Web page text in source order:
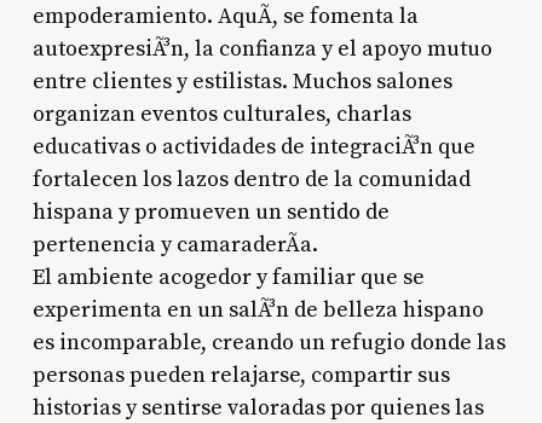
empoderamiento. AquÃ­, se fomenta la
autoexpresiÃ³n, la confianza y el apoyo mutuo
entre clientes y estilistas. Muchos salones
organizan eventos culturales, charlas
educativas o actividades de integraciÃ³n que
fortalecen los lazos dentro de la comunidad
hispana y promueven un sentido de
pertenencia y camaraderÃ­a.
El ambiente acogedor y familiar que se
experimenta en un salÃ³n de belleza hispano
es incomparable, creando un refugio donde las
personas pueden relajarse, compartir sus
historias y sentirse valoradas por quienes las